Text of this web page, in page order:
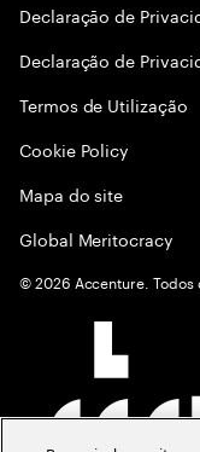
Declaraçāo de
Declaração de
Termos de Utilização
Cookie Policy
Mapa do site
Global Meritocracy
©2026 Accenture. Todos